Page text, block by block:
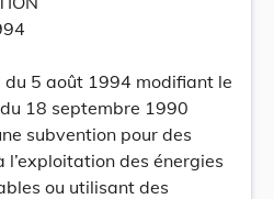
5 août 1994 modifiant le
18 septembre 1990
subvention pour des
des énergies
ou utilisant des